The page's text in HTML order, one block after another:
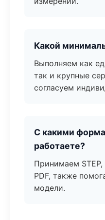
Какой
Выполняем как
так и крупные
согласуем
С какими
работаете?
Принимаем STEP,
PDF, также
модели.